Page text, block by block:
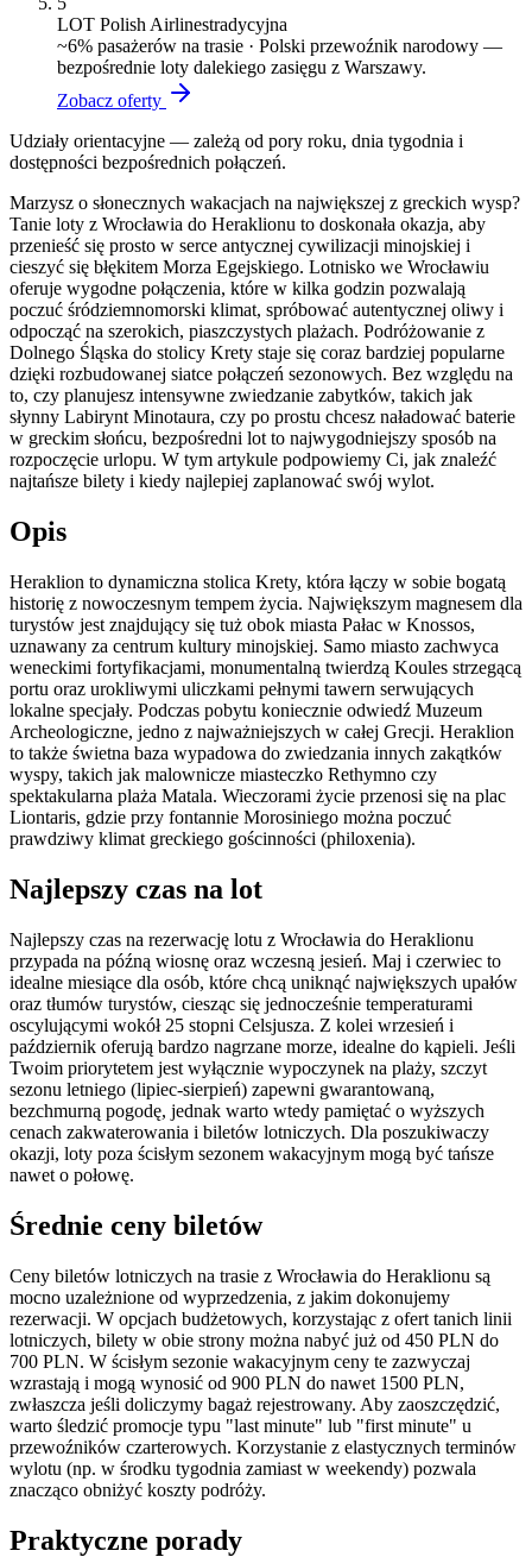
LOT Polish Airlinestradycyjna
~6% pasażerów na trasie · Polski przewoźnik narodowy —
bezpośrednie loty dalekiego zasięgu z Warszawy.
Zobacz oferty
Udziały orientacyjne — zależą od pory roku, dnia tygodnia i
dostępności bezpośrednich połączeń.
Marzysz o słonecznych wakacjach na największej z greckich wysp?
Tanie loty z Wrocławia do Heraklionu to doskonała okazja, aby
przenieść się prosto w serce antycznej cywilizacji minojskiej i
cieszyć się błękitem Morza Egejskiego. Lotnisko we Wrocławiu
oferuje wygodne połączenia, które w kilka godzin pozwalają
poczuć śródziemnomorski klimat, spróbować autentycznej oliwy i
odpocząć na szerokich, piaszczystych plażach. Podróżowanie z
Dolnego Śląska do stolicy Krety staje się coraz bardziej popularne
dzięki rozbudowanej siatce połączeń sezonowych. Bez względu na
to, czy planujesz intensywne zwiedzanie zabytków, takich jak
słynny Labirynt Minotaura, czy po prostu chcesz naładować baterie
w greckim słońcu, bezpośredni lot to najwygodniejszy sposób na
rozpoczęcie urlopu. W tym artykule podpowiemy Ci, jak znaleźć
najtańsze bilety i kiedy najlepiej zaplanować swój wylot.
Opis
Heraklion to dynamiczna stolica Krety, która łączy w sobie bogatą
historię z nowoczesnym tempem życia. Największym magnesem dla
turystów jest znajdujący się tuż obok miasta Pałac w Knossos,
uznawany za centrum kultury minojskiej. Samo miasto zachwyca
weneckimi fortyfikacjami, monumentalną twierdzą Koules strzegącą
portu oraz urokliwymi uliczkami pełnymi tawern serwujących
lokalne specjały. Podczas pobytu koniecznie odwiedź Muzeum
Archeologiczne, jedno z najważniejszych w całej Grecji. Heraklion
to także świetna baza wypadowa do zwiedzania innych zakątków
wyspy, takich jak malownicze miasteczko Rethymno czy
spektakularna plaża Matala. Wieczorami życie przenosi się na plac
Liontaris, gdzie przy fontannie Morosiniego można poczuć
prawdziwy klimat greckiego gościnności (philoxenia).
Najlepszy czas na lot
Najlepszy czas na rezerwację lotu z Wrocławia do Heraklionu
przypada na późną wiosnę oraz wczesną jesień. Maj i czerwiec to
idealne miesiące dla osób, które chcą uniknąć największych upałów
oraz tłumów turystów, ciesząc się jednocześnie temperaturami
oscylującymi wokół 25 stopni Celsjusza. Z kolei wrzesień i
październik oferują bardzo nagrzane morze, idealne do kąpieli. Jeśli
Twoim priorytetem jest wyłącznie wypoczynek na plaży, szczyt
sezonu letniego (lipiec-sierpień) zapewni gwarantowaną,
bezchmurną pogodę, jednak warto wtedy pamiętać o wyższych
cenach zakwaterowania i biletów lotniczych. Dla poszukiwaczy
okazji, loty poza ścisłym sezonem wakacyjnym mogą być tańsze
nawet o połowę.
Średnie ceny biletów
Ceny biletów lotniczych na trasie z Wrocławia do Heraklionu są
mocno uzależnione od wyprzedzenia, z jakim dokonujemy
rezerwacji. W opcjach budżetowych, korzystając z ofert tanich linii
lotniczych, bilety w obie strony można nabyć już od 450 PLN do
700 PLN. W ścisłym sezonie wakacyjnym ceny te zazwyczaj
wzrastają i mogą wynosić od 900 PLN do nawet 1500 PLN,
zwłaszcza jeśli doliczymy bagaż rejestrowany. Aby zaoszczędzić,
warto śledzić promocje typu "last minute" lub "first minute" u
przewoźników czarterowych. Korzystanie z elastycznych terminów
wylotu (np. w środku tygodnia zamiast w weekendy) pozwala
znacząco obniżyć koszty podróży.
Praktyczne porady